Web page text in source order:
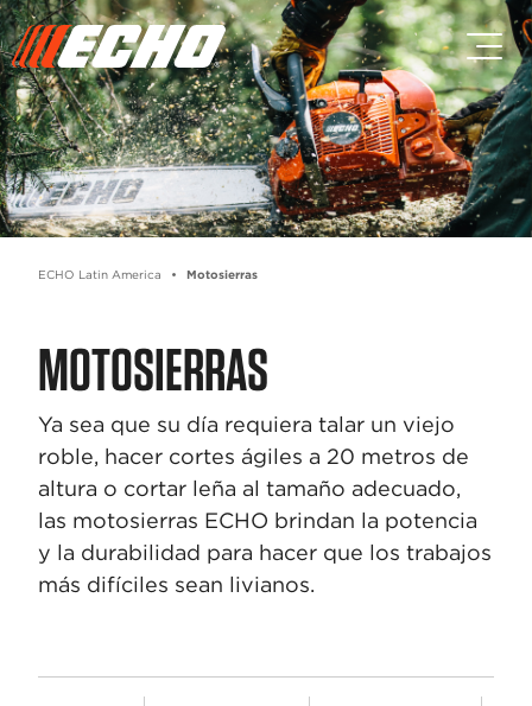
Skip to main content
Skip to footer content
ECHO Latin America Motosierras
MOTOSIERRAS
Ya sea que su día requiera talar un viejo
roble, hacer cortes ágiles a 20 metros de
altura o cortar leña al tamaño adecuado,
las motosierras ECHO brindan la potencia
y la durabilidad para hacer que los trabajos
más difíciles sean livianos.